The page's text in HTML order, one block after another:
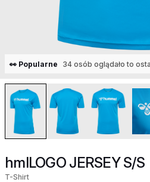
👀 Popularne 34 osób oglądało to
hmlLOGO JERSEY S/S
T-Shirt